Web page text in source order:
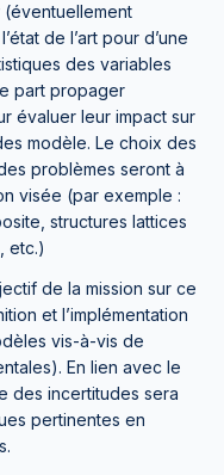
(éventuellement
de l’art pour d’une
des variables
part propager
évaluer leur impact sur
modèle. Le choix des
problèmes seront à
visée (par exemple :
structures lattices
etc.)
de la mission sur ce
et l’implémentation
vis-à-vis de
En lien avec le
des incertitudes sera
pertinentes en